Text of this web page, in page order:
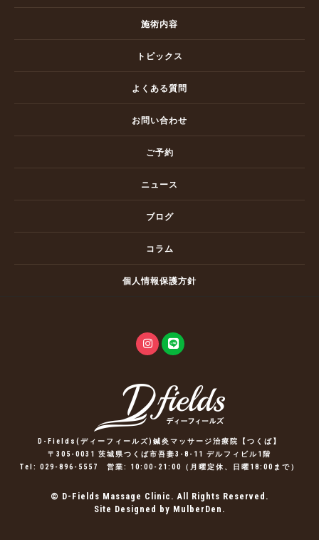
施術内容
トピックス
よくある質問
お問い合わせ
ご予約
ニュース
ブログ
コラム
個人情報保護方針
D-Fields(ディーフィールズ)鍼灸マッサージ治療院【つくば】
〒305-0031 茨城県つくば市吾妻3-8-11 デルフィビル1階
Tel: 029-896-5557 営業: 10:00-21:00（月曜定休、日曜18:00まで）
© D-Fields Massage Clinic. All Rights Reserved.
Site Designed by MulberDen.